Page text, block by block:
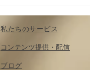
私たちのサービス
コンテンツ​提供・配信
​ブログ